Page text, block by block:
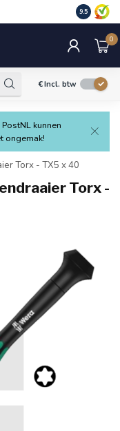
9.5
0
€Incl. btw
kunnen
ongemak!
Torx - TX5 x 40
Torx -